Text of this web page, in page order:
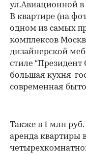
ул.Авиационной
В квартире (на
одном из самых
комплексов
дизайнерской
стиле “Президент
большая кухня-
современная
Также в 1 млн
аренда квартиры